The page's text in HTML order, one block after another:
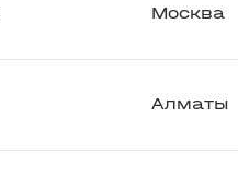
Москва
Алматы